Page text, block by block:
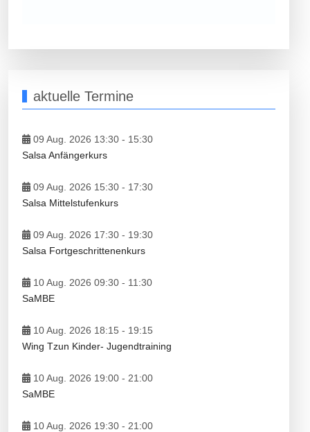
aktuelle Termine
09 Aug. 2026 13:30 - 15:30
Salsa Anfängerkurs
09 Aug. 2026 15:30 - 17:30
Salsa Mittelstufenkurs
09 Aug. 2026 17:30 - 19:30
Salsa Fortgeschrittenenkurs
10 Aug. 2026 09:30 - 11:30
SaMBE
10 Aug. 2026 18:15 - 19:15
Wing Tzun Kinder- Jugendtraining
10 Aug. 2026 19:00 - 21:00
SaMBE
10 Aug. 2026 19:30 - 21:00